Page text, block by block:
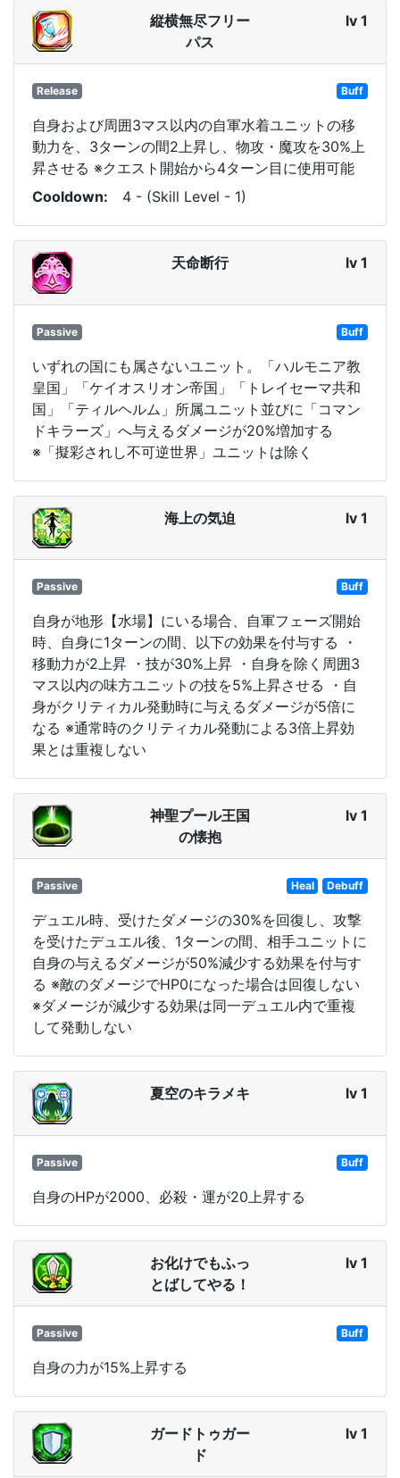
縦横無尽フリー
パス
lv 1
Release Buff
自身および周囲3マス以内の自軍水着ユニットの移
動力を、3ターンの間2上昇し、物攻・魔攻を30%上
昇させる ※クエスト開始から4ターン目に使用可能
Cooldown
4 - (Skill Level - 1)
天命断行 lv 1
Passive Buff
いずれの国にも属さないユニット。「ハルモニア教
皇国」「ケイオスリオン帝国」「トレイセーマ共和
国」「ティルヘルム」所属ユニット並びに「コマン
ドキラーズ」へ与えるダメージが20%増加する
※「擬彩されし不可逆世界」ユニットは除く
海上の気迫 lv 1
Passive Buff
自身が地形【水場】にいる場合、自軍フェーズ開始
時、自身に1ターンの間、以下の効果を付与する ・
移動力が2上昇 ・技が30%上昇 ・自身を除く周囲3
マス以内の味方ユニットの技を5%上昇させる ・自
身がクリティカル発動時に与えるダメージが5倍に
なる ※通常時のクリティカル発動による3倍上昇効
果とは重複しない
神聖プール王国
の懐抱
lv 1
Passive Heal Debuff
デュエル時、受けたダメージの30%を回復し、攻撃
を受けたデュエル後、1ターンの間、相手ユニットに
自身の与えるダメージが50%減少する効果を付与す
る ※敵のダメージでHP0になった場合は回復しない
※ダメージが減少する効果は同一デュエル内で重複
して発動しない
夏空のキラメキ lv 1
Passive Buff
自身のHPが2000、必殺・運が20上昇する
お化けでもふっ
とばしてやる！
lv 1
Passive Buff
自身の力が15%上昇する
ガードトゥガー
ド
lv 1